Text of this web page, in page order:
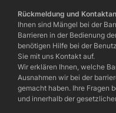
Rückmeldung und
Ihnen sind Mängel bei der
Barrieren in der Bedienung
benötigen Hilfe bei der
Sie mit uns Kontakt auf.
Wir erklären Ihnen, welche
Ausnahmen wir bei der
gemacht haben. Ihre Fragen
und innerhalb der